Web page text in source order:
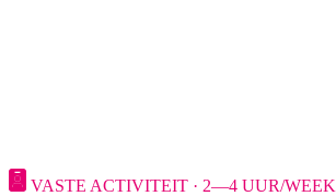
VASTE ACTIVITEIT · 2—4 UUR/WEEK